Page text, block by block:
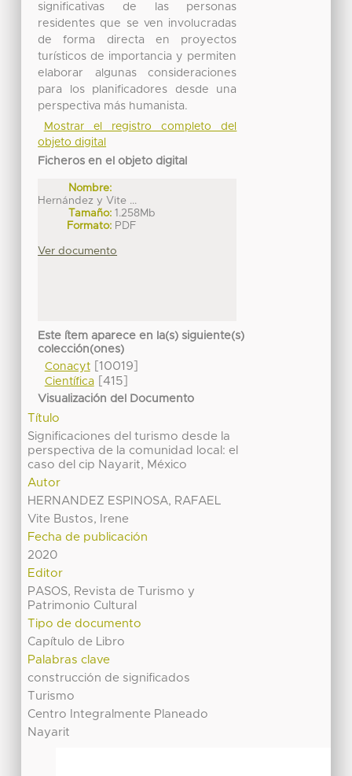
significativas de las personas
residentes que se ven involucradas
de forma directa en proyectos
turísticos de importancia y permiten
elaborar algunas consideraciones
para los planificadores desde una
perspectiva más humanista.
Mostrar el registro completo del
objeto digital
Ficheros en el objeto digital
Nombre:
Hernández y Vite ...
Tamaño: 1.258Mb
Formato: PDF
Ver documento
Este ítem aparece en la(s) siguiente(s)
colección(ones)
Conacyt[10019]
Científica[415]
Visualización del Documento
Título
Significaciones del turismo desde la
perspectiva de la comunidad local: el
caso del cip Nayarit, México
Autor
HERNANDEZ ESPINOSA, RAFAEL
Vite Bustos, Irene
Fecha de publicación
2020
Editor
PASOS, Revista de Turismo y
Patrimonio Cultural
Tipo de documento
Capítulo de Libro
Palabras clave
construcción de significados
Turismo
Centro Integralmente Planeado
Nayarit